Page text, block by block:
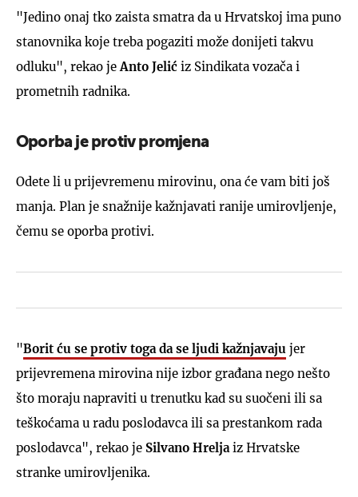
"Jedino onaj tko zaista smatra da u Hrvatskoj ima puno
stanovnika koje treba pogaziti može donijeti takvu
odluku", rekao jeAnto Jelić iz Sindikata vozača i
prometnih radnika.
Oporba je protiv promjena
Odete li u prijevremenu mirovinu, ona će vam biti još
manja. Plan je snažnije kažnjavati ranije umirovljenje,
čemu se oporba protivi.
"Borit ću se protiv toga da se ljudi kažnjavaju jer
prijevremena mirovina nije izbor građana nego nešto
što moraju napraviti u trenutku kad su suočeni ili sa
teškoćama u radu poslodavca ili sa prestankom rada
poslodavca", rekao je Silvano Hreljaiz Hrvatske
stranke umirovljenika.